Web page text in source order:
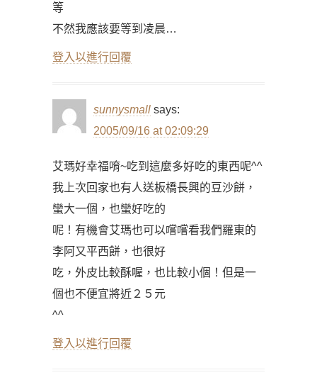
等
不然我應該要等到凌晨…
登入以進行回覆
sunnysmall says:
2005/09/16 at 02:09:29
艾瑪好幸福唷~吃到這麼多好吃的東西呢^^
我上次回家也有人送板橋長興的豆沙餅，
蠻大一個，也蠻好吃的
呢！有機會艾瑪也可以嚐嚐看我們羅東的
李阿又平西餅，也很好
吃，外皮比較酥喔，也比較小個！但是一
個也不便宜將近２５元
^^
登入以進行回覆